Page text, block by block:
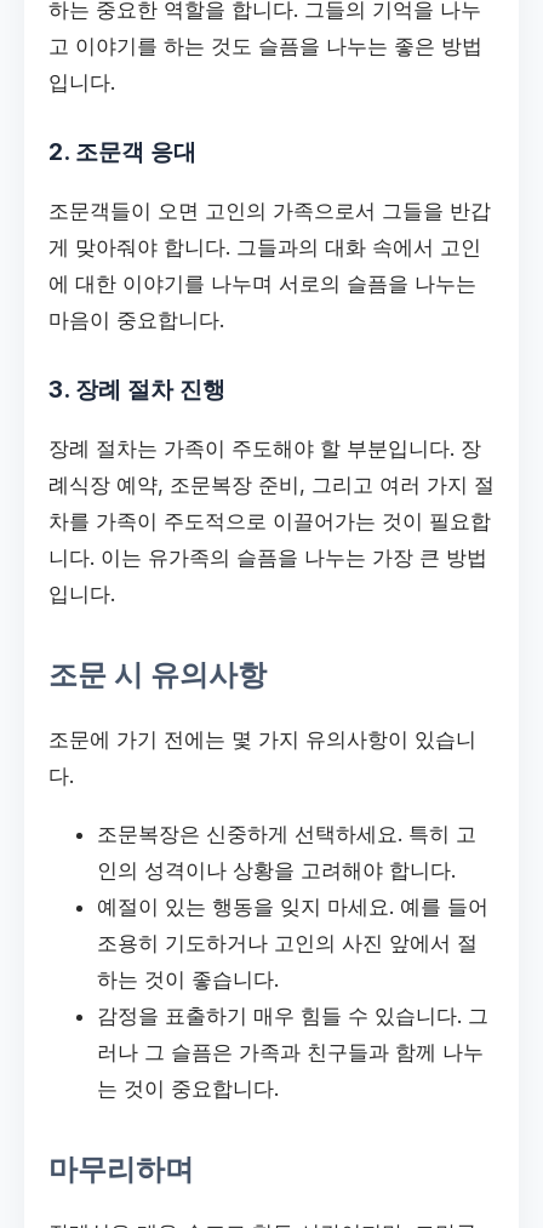
하는 중요한 역할을 합니다. 그들의 기억을 나누
고 이야기를 하는 것도 슬픔을 나누는 좋은 방법
입니다.
2. 조문객 응대
조문객들이 오면 고인의 가족으로서 그들을 반갑
게 맞아줘야 합니다. 그들과의 대화 속에서 고인
에 대한 이야기를 나누며 서로의 슬픔을 나누는
마음이 중요합니다.
3. 장례 절차 진행
장례 절차는 가족이 주도해야 할 부분입니다. 장
례식장 예약, 조문복장 준비, 그리고 여러 가지 절
차를 가족이 주도적으로 이끌어가는 것이 필요합
니다. 이는 유가족의 슬픔을 나누는 가장 큰 방법
입니다.
조문 시 유의사항
조문에 가기 전에는 몇 가지 유의사항이 있습니
다.
조문복장은 신중하게 선택하세요. 특히 고
인의 성격이나 상황을 고려해야 합니다.
예절이 있는 행동을 잊지 마세요. 예를 들어
조용히 기도하거나 고인의 사진 앞에서 절
하는 것이 좋습니다.
감정을 표출하기 매우 힘들 수 있습니다. 그
러나 그 슬픔은 가족과 친구들과 함께 나누
는 것이 중요합니다.
마무리하며